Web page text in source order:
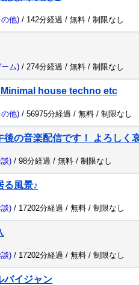
他) / 142分経過 / 無料 / 制限なし
ム) / 274分経過 / 無料 / 制限なし
house techno etc
他) / 56975分経過 / 無料 / 制限なし
後の音楽配信です！ よろし
) / 98分経過 / 無料 / 制限なし
る風景♪
) / 17202分経過 / 無料 / 制限なし
) / 17202分経過 / 無料 / 制限なし
バイジャン